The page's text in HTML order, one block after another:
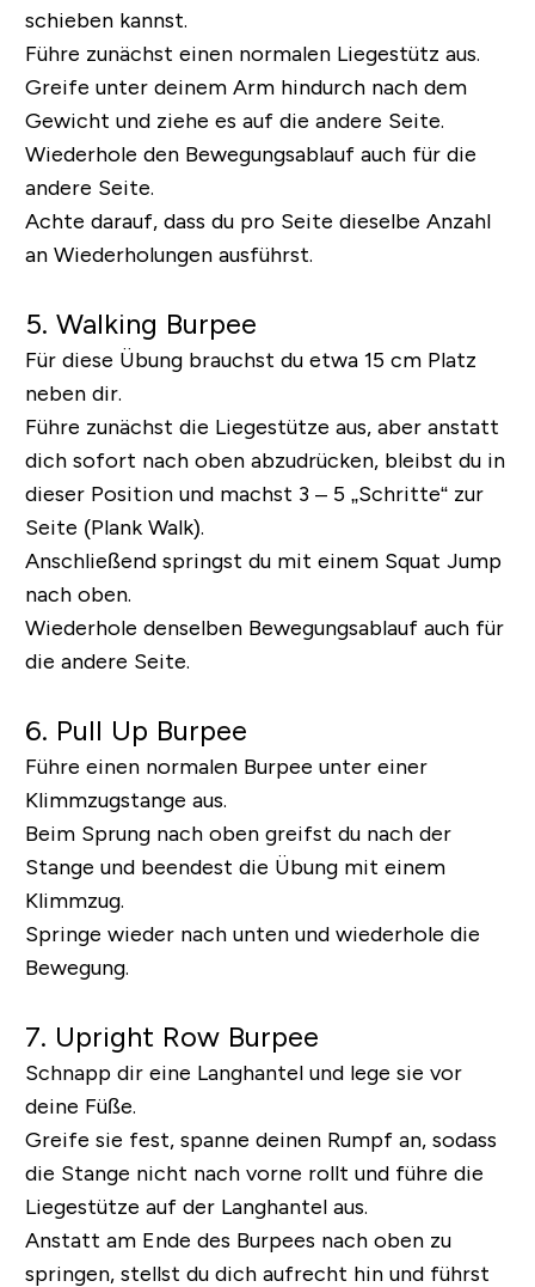
schieben kannst.
Führe zunächst einen normalen Liegestütz aus.
Greife unter deinem Arm hindurch nach dem
Gewicht und ziehe es auf die andere Seite.
Wiederhole den Bewegungsablauf auch für die
andere Seite.
Achte darauf, dass du pro Seite dieselbe Anzahl
an Wiederholungen ausführst.
5. Walking Burpee
Für diese Übung brauchst du etwa 15 cm Platz
neben dir.
Führe zunächst die Liegestütze aus, aber anstatt
dich sofort nach oben abzudrücken, bleibst du in
dieser Position und machst 3 – 5 „Schritte“ zur
Seite (Plank Walk).
Anschließend springst du mit einem Squat Jump
nach oben.
Wiederhole denselben Bewegungsablauf auch für
die andere Seite.
6. Pull Up Burpee
Führe einen normalen Burpee unter einer
Klimmzugstange aus.
Beim Sprung nach oben greifst du nach der
Stange und beendest die Übung mit einem
Klimmzug.
Springe wieder nach unten und wiederhole die
Bewegung.
7. Upright Row Burpee
Schnapp dir eine Langhantel und lege sie vor
deine Füße.
Greife sie fest, spanne deinen Rumpf an, sodass
die Stange nicht nach vorne rollt und führe die
Liegestütze auf der Langhantel aus.
Anstatt am Ende des Burpees nach oben zu
springen, stellst du dich aufrecht hin und führst